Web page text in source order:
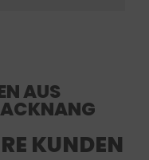
AUS
KUNDEN